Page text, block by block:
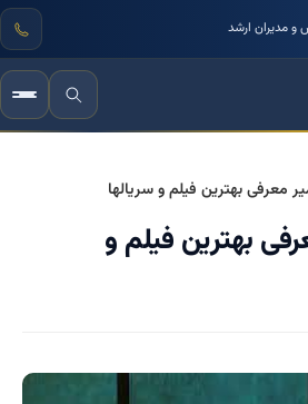
و مدیران ارشد
معرفی بهترین فیلم و سریالها
بهترین فیلم و